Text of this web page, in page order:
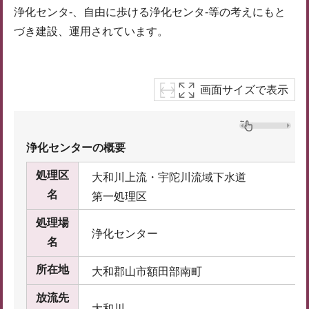
浄化センタ-、自由に歩ける浄化センタ-等の考えにもと
づき建設、運用されています。
画面サイズで表示
浄化センターの概要
処理区
名
大和川上流・宇陀川流域下水道
第一処理区
処理場
名
浄化センター
所在地 大和郡山市額田部南町
放流先